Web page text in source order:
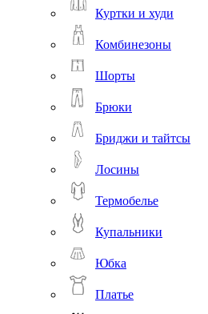
Куртки и худи
Комбинезоны
Шорты
Брюки
Бриджи и тайтсы
Лосины
Термобелье
Купальники
Юбка
Платье